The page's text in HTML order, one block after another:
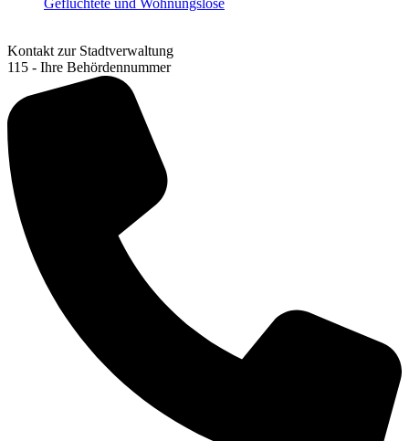
Geflüchtete und Wohnungslose
Kontakt zur Stadtverwaltung
115 - Ihre Behördennummer